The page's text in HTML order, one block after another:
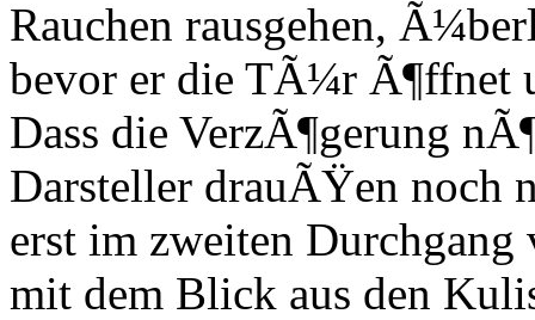
Rauchen rausgehen,
bevor er die TÃ¼r Ã¶ffnet
Dass die VerzÃ¶gerung
Darsteller drauÃŸen noch
erst im zweiten
mit dem Blick aus den